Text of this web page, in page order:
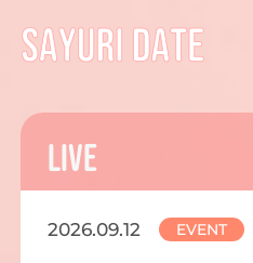
LIVE
2026.09.12 EVENT